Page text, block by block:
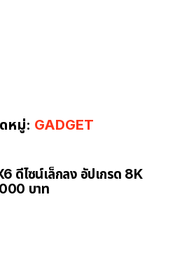
หมู่: GADGET
ดีไซน์เล็กลง อัปเกรด 8K
บาท